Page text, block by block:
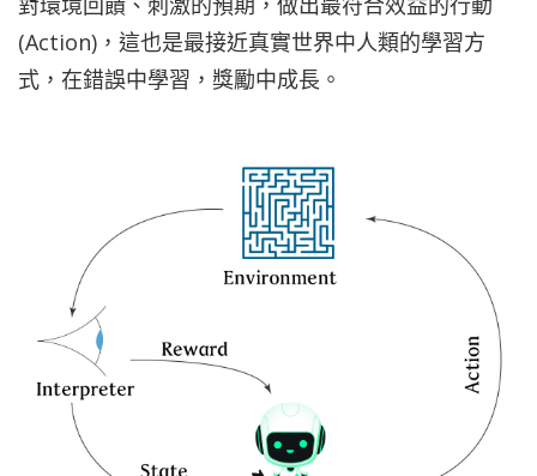
(Action)，這也是最接近真實世界中人類的學習方
式，在錯誤中學習，獎勵中成長。